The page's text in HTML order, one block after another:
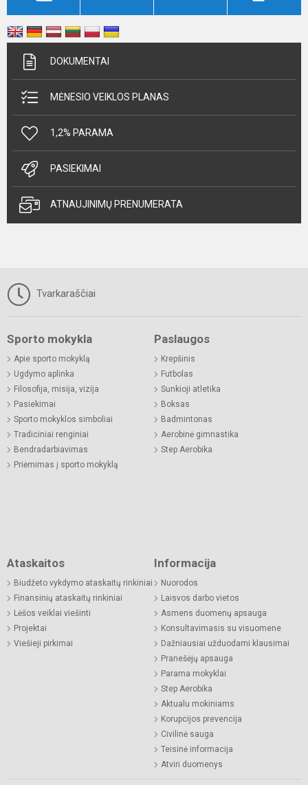
DOKUMENTAI
MĖNESIO VEIKLOS PLANAS
1,2% PARAMA
PASIEKIMAI
ATNAUJINIMŲ PRENUMERATA
Tvarkaraščiai
Sporto mokykla
Apie sporto mokyklą
Ugdymo aplinka
Filosofija, misija, vizija
Pasiekimai
Sporto mokyklos simboliai
Tradiciniai renginiai
Bendradarbiavimas
Priėmimas į sporto mokyklą
Paslaugos
Krepšinis
Futbolas
Sunkioji atletika
Boksas
Badmintonas
Aerobinė gimnastika
Step Aerobika
Ataskaitos
Biudžeto vykdymo ataskaitų rinkiniai
Finansinių ataskaitų rinkiniai
Lėšos veiklai viešinti
Projektai
Viešieji pirkimai
Informacija
Nuorodos
Laisvos darbo vietos
Asmens duomenų apsauga
Konsultavimasis su visuomene
Dažniausiai užduodami klausimai
Pranešėjų apsauga
Parama mokyklai
Step Aerobika
Aktualu mokiniams
Korupcijos prevencija
Civilinė sauga
Teisinė informacija
Atviri duomenys